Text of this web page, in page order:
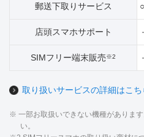
郵送下取りサービス ○
店頭スマホサポート
SIMフリー端末販売※2
取り扱いサービスの詳細はこち
※ 一部お取扱いできない機種がありま
い。